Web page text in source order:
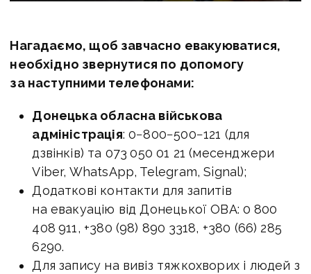
Нагадаємо, щоб завчасно евакуюватися,
необхідно звернутися по допомогу
за наступними телефонами:
Донецька обласна військова
адміністрація: 0−800−500−121 (для
дзвінків) та 073 050 01 21 (месенджери
Viber, WhatsApp, Telegram, Signal);
Додаткові контакти для запитів
на евакуацію від Донецької ОВА: 0 800
408 911, +380 (98) 890 3318, +380 (66) 285
6290.
Для запису на вивіз тяжкохворих і людей з